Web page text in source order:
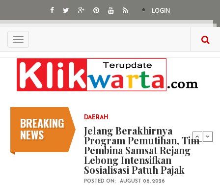
main
content
LOGIN
Toggle
navigation
BREAKING
NEWS
DAERAH
Jelang Berakhirnya
Program Pemutihan, Tim
Pembina Samsat Rejang
Lebong Intensifkan
Sosialisasi Patuh Pajak
POSTED ON: AUGUST 06, 2026